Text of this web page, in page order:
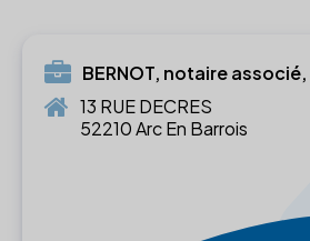
BERNOT, notaire associé,
13 RUE DECRES
52210 Arc En Barrois